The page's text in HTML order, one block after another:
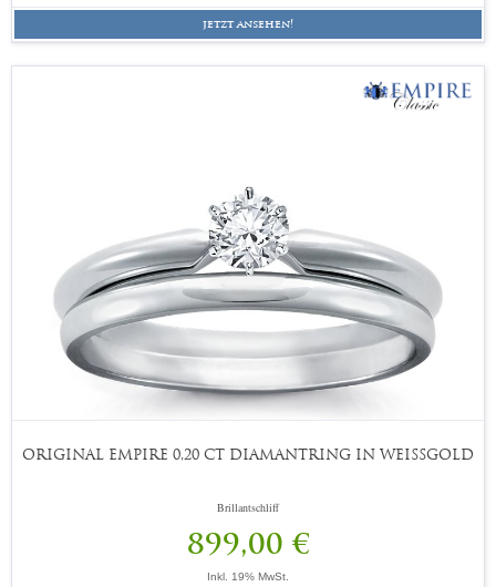
jetzt ansehen!
ORIGINAL EMPIRE 0,20 CT DIAMANTRING IN WEISSGOLD
Brillantschliff
899,00 €
Inkl. 19% MwSt.